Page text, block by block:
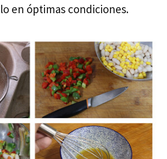
en óptimas condiciones.